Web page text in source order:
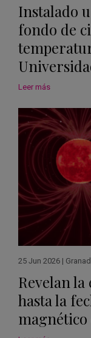
Instalado
fondo de
Leer más
25 Jun 2026 |
Revelan la
hasta la
magnético